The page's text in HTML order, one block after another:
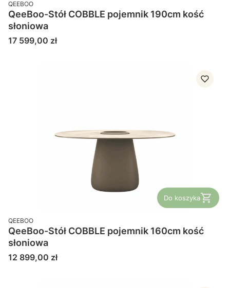
QEEBOO
QeeBoo-Stół COBBLE pojemnik 190cm kość
słoniowa
Cena
17 599,00 zł
Do koszyka
PRODUCENT
QEEBOO
QeeBoo-Stół COBBLE pojemnik 160cm kość
słoniowa
Cena
12 899,00 zł